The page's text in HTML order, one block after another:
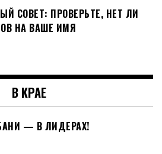
СОВЕТ: ПРОВЕРЬТЕ, НЕТ ЛИ
НА ВАШЕ ИМЯ
В КРАЕ
— В ЛИДЕРАХ!